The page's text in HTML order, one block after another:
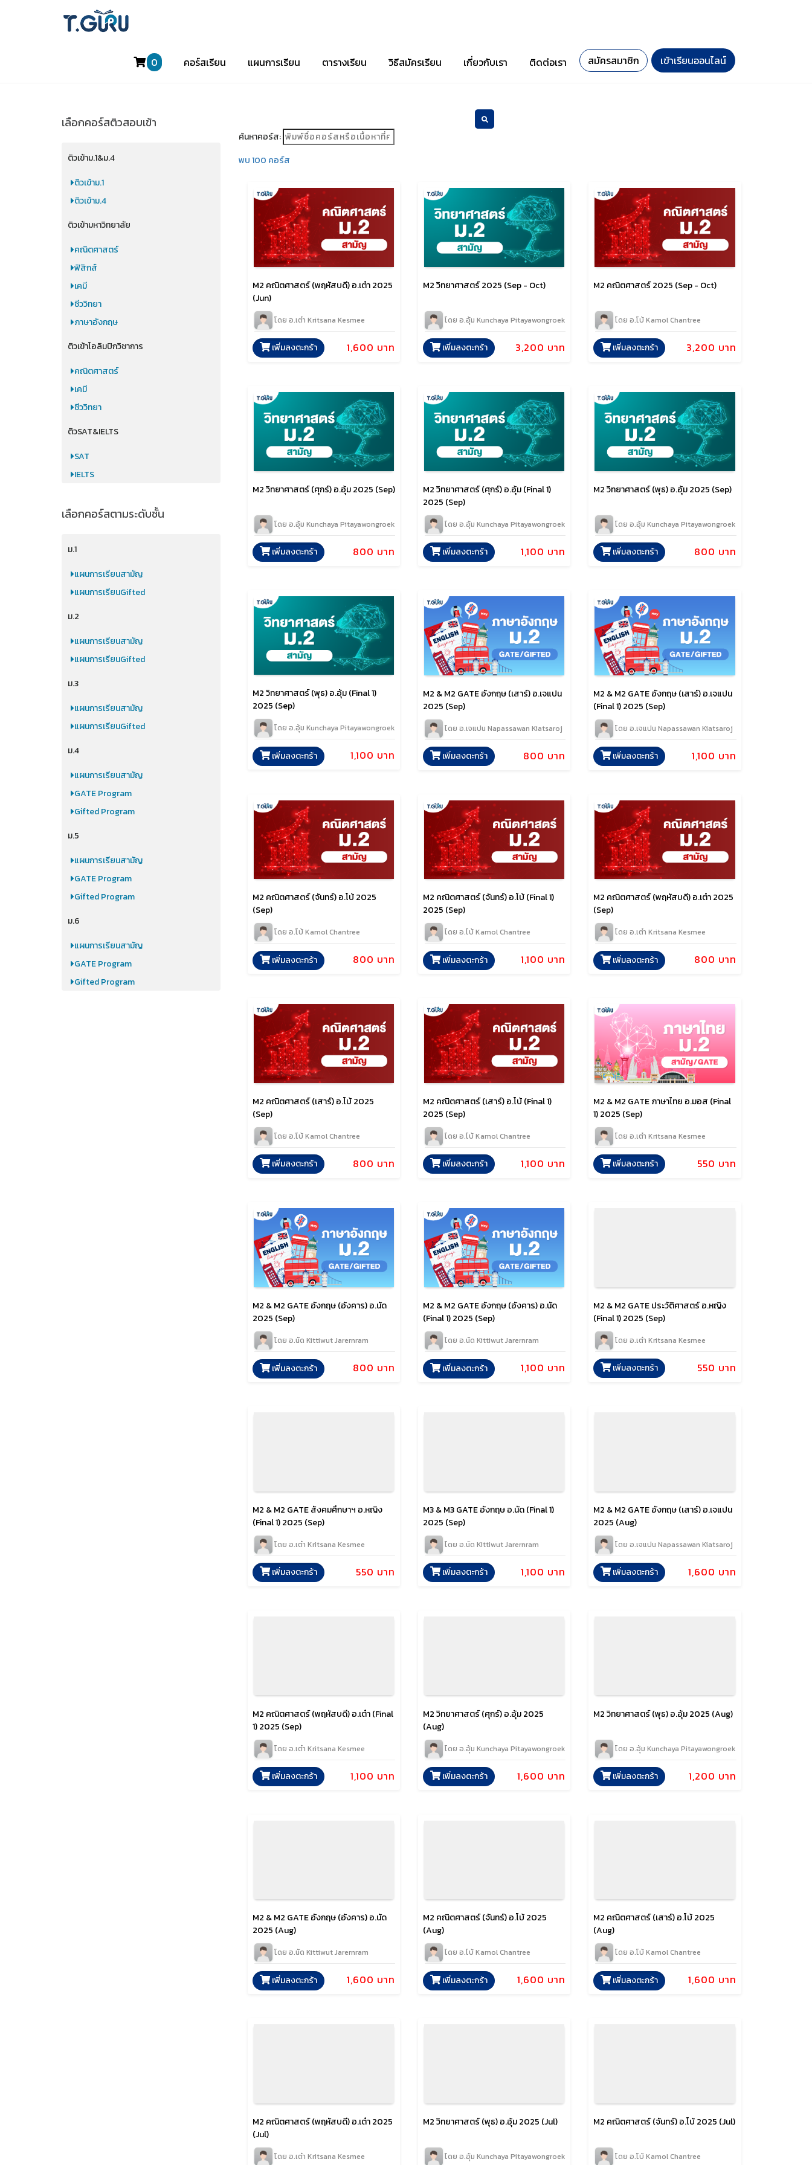
0 คอร์สเรียน แผนการเรียน ตารางเรียน วิธีสมัครเรียน เกี่ยวกับเรา ติดต่อเรา สมัครสมาชิก เข้าเรียนออนไลน์
เลือกคอร์สติวสอบเข้า
ติวเข้าม.1&ม.4
ติวเข้าม.1
ติวเข้าม.4
ติวเข้ามหาวิทยาลัย
คณิตศาสตร์
ฟิสิกส์
เคมี
ชีววิทยา
ภาษาอังกฤษ
ติวเข้าโอลิมปิกวิชาการ
คณิตศาสตร์
เคมี
ชีววิทยา
ติวSAT&IELTS
SAT
IELTS
เลือกคอร์สตามระดับชั้น
ม.1
แผนการเรียนสามัญ
แผนการเรียนGifted
ม.2
แผนการเรียนสามัญ
แผนการเรียนGifted
ม.3
แผนการเรียนสามัญ
แผนการเรียนGifted
ม.4
แผนการเรียนสามัญ
GATE Program
Gifted Program
ม.5
แผนการเรียนสามัญ
GATE Program
Gifted Program
ม.6
แผนการเรียนสามัญ
GATE Program
Gifted Program
ค้นหาคอร์ส:
พบ 100 คอร์ส
M2 คณิตศาสตร์ (พฤหัสบดี) อ.เต๋า 2025
(Jun)
โดย อ.เต๋า Kritsana Kesmee
1,600 บาท
เพิ่มลงตะกร้า
M2 วิทยาศาสตร์ 2025 (Sep - Oct)
โดย อ.อุ้ม Kunchaya Pitayawongroek
3,200 บาท
เพิ่มลงตะกร้า
M2 คณิตศาสตร์ 2025 (Sep - Oct)
โดย อ.โบ้ Kamol Chantree
3,200 บาท
เพิ่มลงตะกร้า
M2 วิทยาศาสตร์ (ศุกร์) อ.อุ้ม 2025 (Sep)
โดย อ.อุ้ม Kunchaya Pitayawongroek
800 บาท
เพิ่มลงตะกร้า
M2 วิทยาศาสตร์ (ศุกร์) อ.อุ้ม (Final 1)
2025 (Sep)
โดย อ.อุ้ม Kunchaya Pitayawongroek
1,100 บาท
เพิ่มลงตะกร้า
M2 วิทยาศาสตร์ (พุธ) อ.อุ้ม 2025 (Sep)
โดย อ.อุ้ม Kunchaya Pitayawongroek
800 บาท
เพิ่มลงตะกร้า
M2 วิทยาศาสตร์ (พุธ) อ.อุ้ม (Final 1)
2025 (Sep)
โดย อ.อุ้ม Kunchaya Pitayawongroek
1,100 บาท
เพิ่มลงตะกร้า
M2 & M2 GATE อังกฤษ (เสาร์) อ.เจแปน
2025 (Sep)
โดย อ.เจแปน Napassawan Kiatsaroj
800 บาท
เพิ่มลงตะกร้า
M2 & M2 GATE อังกฤษ (เสาร์) อ.เจแปน
(Final 1) 2025 (Sep)
โดย อ.เจแปน Napassawan Kiatsaroj
1,100 บาท
เพิ่มลงตะกร้า
M2 คณิตศาสตร์ (จันทร์) อ.โบ้ 2025
(Sep)
โดย อ.โบ้ Kamol Chantree
800 บาท
เพิ่มลงตะกร้า
M2 คณิตศาสตร์ (จันทร์) อ.โบ้ (Final 1)
2025 (Sep)
โดย อ.โบ้ Kamol Chantree
1,100 บาท
เพิ่มลงตะกร้า
M2 คณิตศาสตร์ (พฤหัสบดี) อ.เต๋า 2025
(Sep)
โดย อ.เต๋า Kritsana Kesmee
800 บาท
เพิ่มลงตะกร้า
M2 คณิตศาสตร์ (เสาร์) อ.โบ้ 2025
(Sep)
โดย อ.โบ้ Kamol Chantree
800 บาท
เพิ่มลงตะกร้า
M2 คณิตศาสตร์ (เสาร์) อ.โบ้ (Final 1)
2025 (Sep)
โดย อ.โบ้ Kamol Chantree
1,100 บาท
เพิ่มลงตะกร้า
M2 & M2 GATE ภาษาไทย อ.มอส (Final
1) 2025 (Sep)
โดย อ.เต๋า Kritsana Kesmee
550 บาท
เพิ่มลงตะกร้า
M2 & M2 GATE อังกฤษ (อังคาร) อ.นัด
2025 (Sep)
โดย อ.นัด Kittiwut Jarernram
800 บาท
เพิ่มลงตะกร้า
M2 & M2 GATE อังกฤษ (อังคาร) อ.นัด
(Final 1) 2025 (Sep)
โดย อ.นัด Kittiwut Jarernram
1,100 บาท
เพิ่มลงตะกร้า
M2 & M2 GATE ประวัติศาสตร์ อ.หญิง
(Final 1) 2025 (Sep)
โดย อ.เต๋า Kritsana Kesmee
550 บาท
เพิ่มลงตะกร้า
M2 & M2 GATE สังคมศึกษาฯ อ.หญิง
(Final 1) 2025 (Sep)
โดย อ.เต๋า Kritsana Kesmee
550 บาท
เพิ่มลงตะกร้า
M3 & M3 GATE อังกฤษ อ.นัด (Final 1)
2025 (Sep)
โดย อ.นัด Kittiwut Jarernram
1,100 บาท
เพิ่มลงตะกร้า
M2 & M2 GATE อังกฤษ (เสาร์) อ.เจแปน
2025 (Aug)
โดย อ.เจแปน Napassawan Kiatsaroj
1,600 บาท
เพิ่มลงตะกร้า
M2 คณิตศาสตร์ (พฤหัสบดี) อ.เต๋า (Final
1) 2025 (Sep)
โดย อ.เต๋า Kritsana Kesmee
1,100 บาท
เพิ่มลงตะกร้า
M2 วิทยาศาสตร์ (ศุกร์) อ.อุ้ม 2025
(Aug)
โดย อ.อุ้ม Kunchaya Pitayawongroek
1,600 บาท
เพิ่มลงตะกร้า
M2 วิทยาศาสตร์ (พุธ) อ.อุ้ม 2025 (Aug)
โดย อ.อุ้ม Kunchaya Pitayawongroek
1,200 บาท
เพิ่มลงตะกร้า
M2 & M2 GATE อังกฤษ (อังคาร) อ.นัด
2025 (Aug)
โดย อ.นัด Kittiwut Jarernram
1,600 บาท
เพิ่มลงตะกร้า
M2 คณิตศาสตร์ (จันทร์) อ.โบ้ 2025
(Aug)
โดย อ.โบ้ Kamol Chantree
1,600 บาท
เพิ่มลงตะกร้า
M2 คณิตศาสตร์ (เสาร์) อ.โบ้ 2025
(Aug)
โดย อ.โบ้ Kamol Chantree
1,600 บาท
เพิ่มลงตะกร้า
M2 คณิตศาสตร์ (พฤหัสบดี) อ.เต๋า 2025
(Jul)
โดย อ.เต๋า Kritsana Kesmee
M2 วิทยาศาสตร์ (พุธ) อ.อุ้ม 2025 (Jul)
โดย อ.อุ้ม Kunchaya Pitayawongroek
M2 คณิตศาสตร์ (จันทร์) อ.โบ้ 2025 (Jul)
โดย อ.โบ้ Kamol Chantree